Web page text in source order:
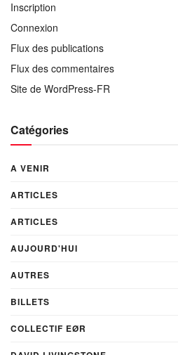
Inscription
Connexion
Flux des publications
Flux des commentaires
Site de WordPress-FR
Catégories
A VENIR
ARTICLES
ARTICLES
AUJOURD'HUI
AUTRES
BILLETS
COLLECTIF EØR